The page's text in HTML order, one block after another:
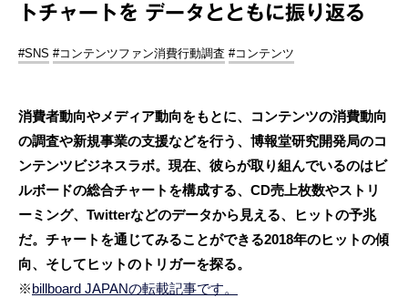
トチャートを データとともに振り返る
#SNS #コンテンツファン消費行動調査 #コンテンツ
消費者動向やメディア動向をもとに、コンテンツの消費動向
の調査や新規事業の支援などを行う、博報堂研究開発局のコ
ンテンツビジネスラボ。現在、彼らが取り組んでいるのはビ
ルボードの総合チャートを構成する、CD売上枚数やストリ
ーミング、Twitterなどのデータから見える、ヒットの予兆
だ。チャートを通じてみることができる2018年のヒットの傾
向、そしてヒットのトリガーを探る。
※ billboard JAPANの転載記事です。